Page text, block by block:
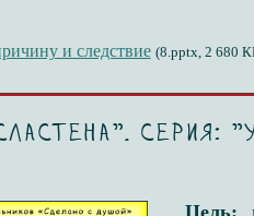
и следствие (8.pptx, 2 680
Серия: